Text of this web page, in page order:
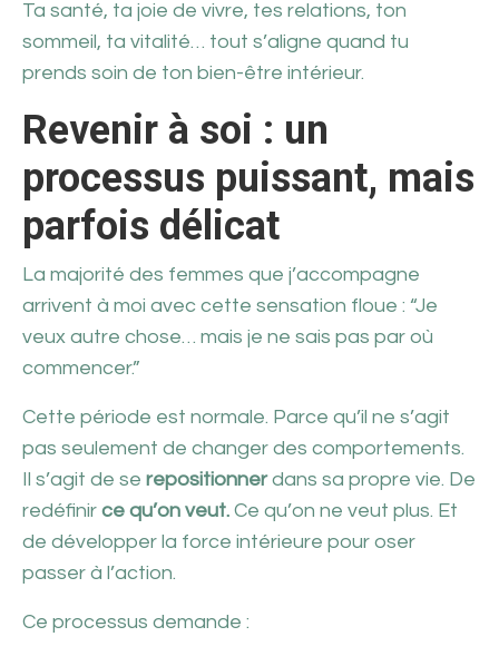
Ta santé, ta joie de vivre, tes relations, ton
sommeil, ta vitalité… tout s’aligne quand tu
prends soin de ton bien-être intérieur.
Revenir à soi : un
processus puissant, mais
parfois délicat
La majorité des femmes que j’accompagne
arrivent à moi avec cette sensation floue : “Je
veux autre chose… mais je ne sais pas par où
commencer.”
Cette période est normale. Parce qu’il ne s’agit
pas seulement de changer des comportements.
Il s’agit de se repositionnerdans sa propre vie. De
redéfinir ce qu’on veut. Ce qu’on ne veut plus. Et
de développer la force intérieure pour oser
passer à l’action.
Ce processus demande :